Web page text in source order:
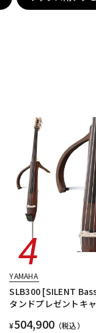
YAMAHA
SLB300 [SILENT
タンドプレゼントキャ
¥504,900 （税込）